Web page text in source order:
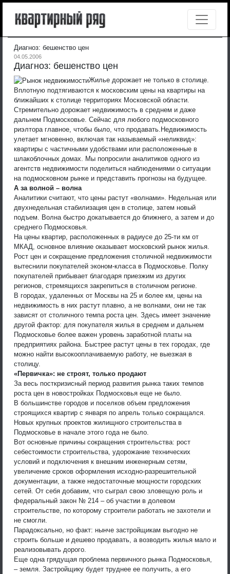
Диагноз: бешенство цен
04.05.2006
Диагноз: бешенство цен
Жилье дорожает не только в столице.
Вплотную подтягиваются к московским цены на квартиры на
ближайших к столице территориях Московской области.
Стремительно дорожает недвижимость в среднем и даже
дальнем Подмосковье. Сейчас для любого подмосковного
риэлтора главное, чтобы было, что продавать. Недвижимость
улетает мгновенно, включая так называемый «неликвид»:
квартиры с частичными удобствами или расположенные в
шлакоблочных домах. Мы попросили аналитиков одного из
агентств недвижимости поделиться наблюдениями о ситуации
на подмосковном рынке и представить прогнозы на будущее.
А за волной – волна
Аналитики считают, что цены растут «волнами». Недельная или
двухнедельная стабилизация цен в столице, затем новый
подъем. Волна быстро докатывается до ближнего, а затем и до
среднего Подмосковья.
На цены квартир, расположенных в радиусе до 25-ти км от
МКАД, основное влияние оказывает московский рынок жилья.
Рост цен и сокращение предложения столичной недвижимости
вытеснили покупателей эконом-класса в Подмосковье. Полку
покупателей прибывает благодаря приезжим из других
регионов, стремящихся закрепиться в столичном регионе.
В городах, удаленных от Москвы на 25 и более км, цены на
недвижимость в них растут плавно, а не волнами, они не так
зависят от столичного темпа роста цен. Здесь имеет значение
другой фактор: для покупателя жилья в среднем и дальнем
Подмосковье более важен уровень заработной платы на
предприятиях района. Быстрее растут цены в тех городах, где
можно найти высокооплачиваемую работу, не выезжая в
столицу.
«Первичка»: не строят, только продают
За весь посткризисный период развития рынка таких темпов
роста цен в новостройках Подмосковья еще не было.
В большинстве городов и поселков объем предложения
строящихся квартир с января по апрель только сокращался.
Новых крупных проектов жилищного строительства в
Подмосковье в начале этого года не было.
Вот основные причины сокращения строительства: рост
себестоимости строительства, удорожание технических
условий и подключения к внешним инженерным сетям,
увеличение сроков оформления исходно-разрешительной
документации, а также недостаточные мощности городских
сетей. От себя добавим, что сыграл свою зловещую роль и
федеральный закон № 214 – об участии в долевом
строительстве, по которому строители работать не захотели и
не смогли.
Парадоксально, но факт: нынче застройщикам выгодно не
строить больше и дешево продавать, а возводить жилья мало и
реализовывать дорого.
Еще одна грядущая проблема первичного рынка Подмосковья,
– земля. Застройщику будет труднее ее получить, а его